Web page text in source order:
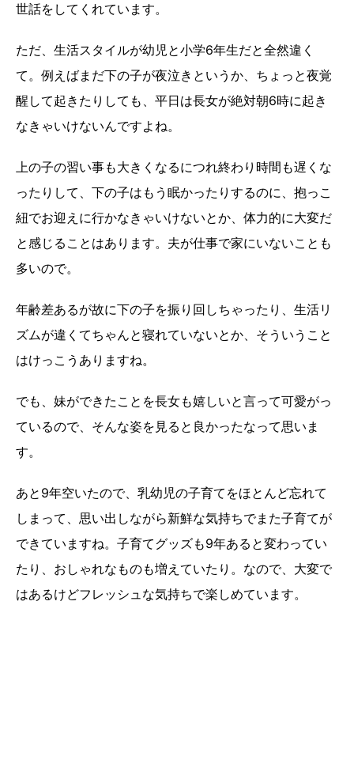
世話をしてくれています。
ただ、生活スタイルが幼児と小学6年生だと全然違く
て。例えばまだ下の子が夜泣きというか、ちょっと夜覚
醒して起きたりしても、平日は長女が絶対朝6時に起き
なきゃいけないんですよね。
上の子の習い事も大きくなるにつれ終わり時間も遅くな
ったりして、下の子はもう眠かったりするのに、抱っこ
紐でお迎えに行かなきゃいけないとか、体力的に大変だ
と感じることはあります。夫が仕事で家にいないことも
多いので。
年齢差あるが故に下の子を振り回しちゃったり、生活リ
ズムが違くてちゃんと寝れていないとか、そういうこと
はけっこうありますね。
でも、妹ができたことを長女も嬉しいと言って可愛がっ
ているので、そんな姿を見ると良かったなって思いま
す。
あと9年空いたので、乳幼児の子育てをほとんど忘れて
しまって、思い出しながら新鮮な気持ちでまた子育てが
できていますね。子育てグッズも9年あると変わってい
たり、おしゃれなものも増えていたり。なので、大変で
はあるけどフレッシュな気持ちで楽しめています。